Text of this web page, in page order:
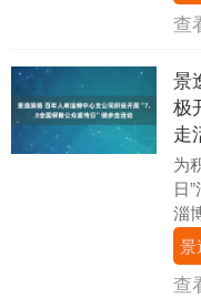
查
景
极
走
为
日
淄
保
业
景
查